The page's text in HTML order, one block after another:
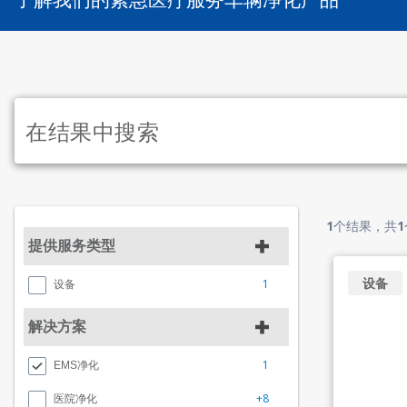
提供服务类型
设备 1
解决方案
EMS净化 1
医院净化 +8
1个结果，共1
设备